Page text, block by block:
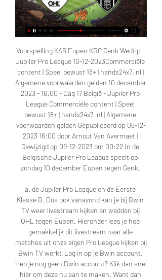
Voorspelling KAS Eupen KRC Genk Wedtip -
Jupiler Pro League 10-12-2023Commerciële
content | Speel bewust 18+ | hands24x7. nl |
Algemene voorwaarden gelden 10 december
2023 - 16:00 - Dag 17 België - Jupiler Pro
League Commerciële content | Speel
bewust 18+ | hands24x7. nl | Algemene
voorwaarden gelden Gepubliceerd op 08-12-
2023 16:00 door Arnout Van Avermaet |
Gewijzigd op 09-12-2023 om 00:22 In de
Belgische Jupiler Pro League speelt op
zondag 10 december Eupen tegen Genk.
a. de Jupiler Pro League en de Eerste
Klasse B. Dus ook vanavond kan je bij Bwin
TV weer livestream kijken en wedden bij
OHL tegen Eupen. Hieronder lees je hoe
gemakkelijk dit livestream naar alle
matches uit onze eigen Pro League kijken bij
Bwin TV werkt:Log in op je Bwin account.
Heb je nog geen Bwin account? Klik dan snel
hier om deze nu aan te maken. Want dan